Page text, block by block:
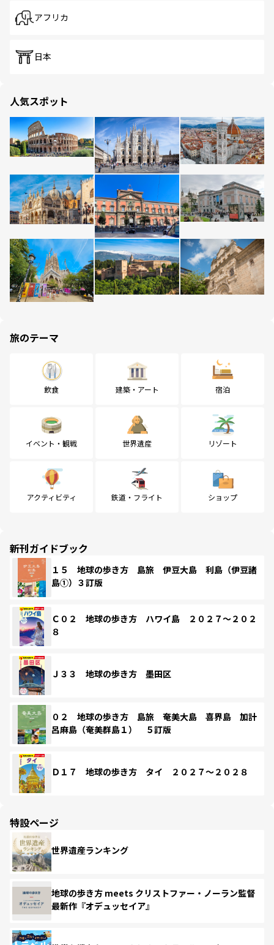
アフリカ
日本
人気スポット
旅のテーマ
飲食 建築・アート 宿泊
イベント・観戦 世界遺産 リゾート
アクティビティ 鉄道・フライト ショップ
新刊ガイドブック
１５ 地球の歩き方 島旅 伊豆大島 利島（伊豆諸
島①）３訂版
Ｃ０２ 地球の歩き方 ハワイ島 ２０２７～２０２
８
Ｊ３３ 地球の歩き方 墨田区
０２ 地球の歩き方 島旅 奄美大島 喜界島 加計
呂麻島（奄美群島１） ５訂版
Ｄ１７ 地球の歩き方 タイ ２０２７～２０２８
特設ページ
世界遺産ランキング
地球の歩き方 meets クリストファー・ノーラン監督
最新作『オデュッセイア』